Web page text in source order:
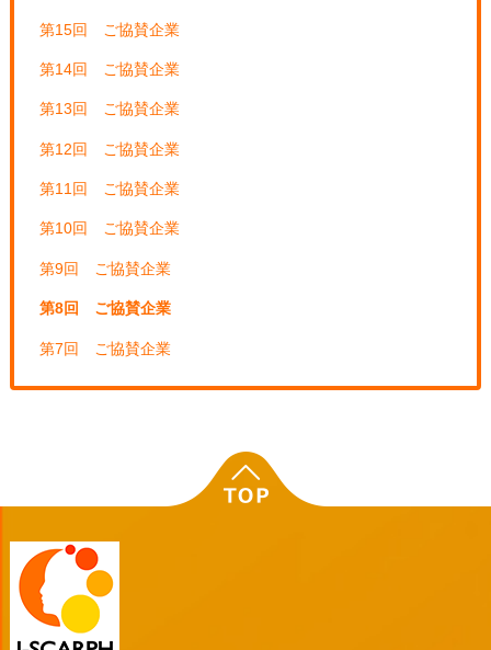
第15回 ご協賛企業
第14回 ご協賛企業
第13回 ご協賛企業
第12回 ご協賛企業
第11回 ご協賛企業
第10回 ご協賛企業
第9回 ご協賛企業
第8回 ご協賛企業
第7回 ご協賛企業